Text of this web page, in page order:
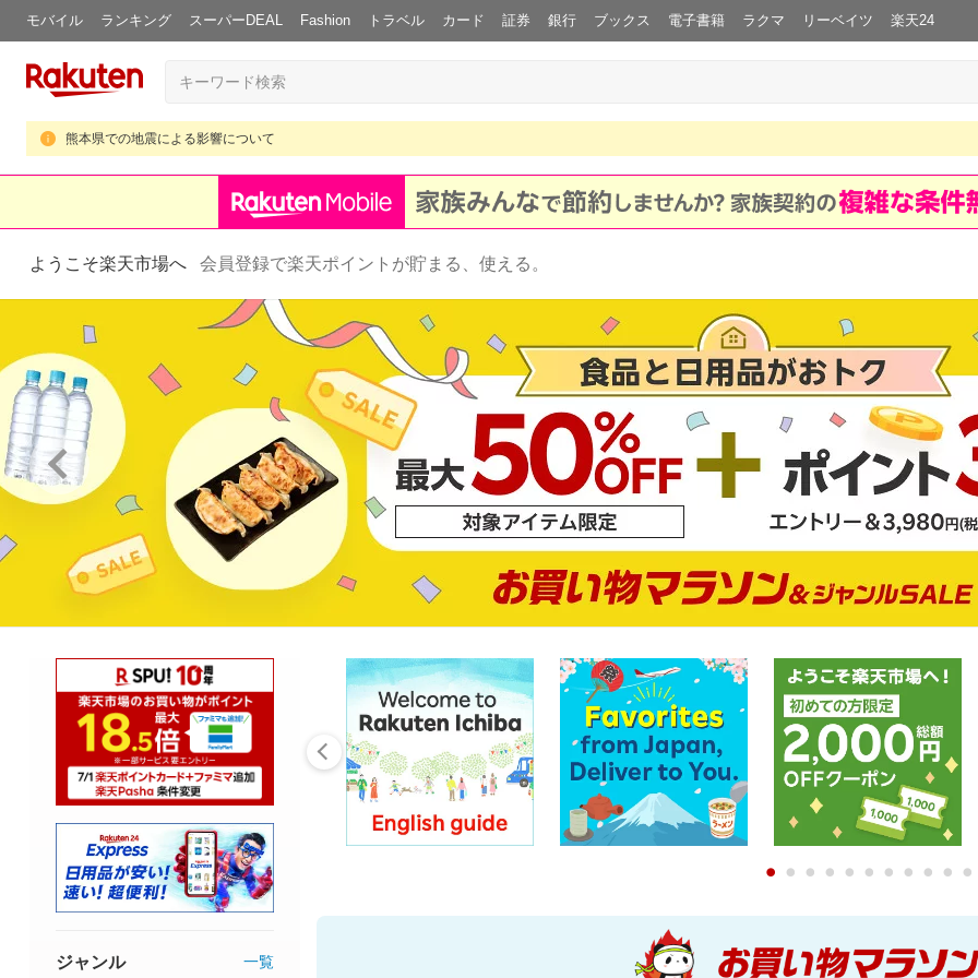
モバイル ランキング スーパーDEAL Fashion トラベル カード 証券 銀行 ブックス 電子書籍 ラクマ リーベイツ 楽天24
熊本県での地震による影響について
ようこそ楽天市場へ 会員登録で楽天ポイントが貯まる、使える。
0 1 2 3 4 5 6 7 8 9
ジャンル 一覧